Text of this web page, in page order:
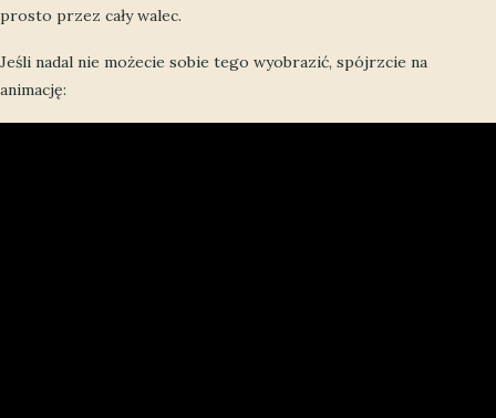
prosto przez cały walec.
Jeśli nadal nie możecie sobie tego wyobrazić, spójrzcie na
animację: